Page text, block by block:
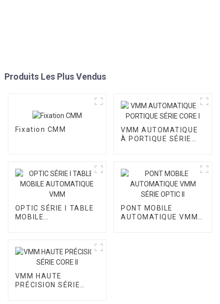
Produits Les Plus Vendus
Fixation CMM
VMM AUTOMATIQUE
À PORTIQUE SÉRIE
OPTIC SÉRIE I TABLE
MOBILE
PONT MOBILE
AUTOMATIQUE VMM
VMM HAUTE
PRÉCISION SÉRIE